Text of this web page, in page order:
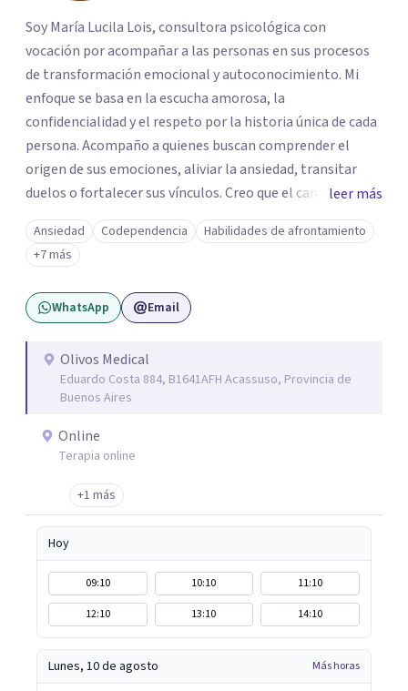
Soy María Lucila Lois, consultora psicológica con
vocación por acompañar a las personas en sus procesos
de transformación emocional y autoconocimiento. Mi
enfoque se basa en la escucha amorosa, la
confidencialidad y el respeto por la historia única de cada
persona. Acompaño a quienes buscan comprender el
origen de sus emociones, aliviar la ansiedad, transitar
duelos o fortalecer sus vínculos. Creo que el camino hacia
una vida más auténtica comienza cuando nos animamos
a mirar hacia adentro y a reconocer las raíces de lo que
sentimos.
leer más
Ansiedad Codependencia
Habilidades de afrontamiento
+7 más
WhatsApp Email
Olivos Medical
Eduardo Costa 884, B1641AFH Acassuso, Provincia de
Buenos Aires
Online
Terapia online
+1 más
Hoy
09:10 10:10
11:10
12:10
13:10 14:10
Lunes, 10 de agosto Más horas